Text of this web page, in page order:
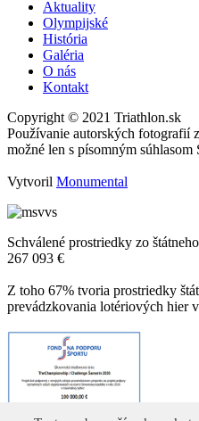
Aktuality
Olympijské
História
Galéria
O nás
Kontakt
Copyright © 2021 Triathlon.sk
Používanie autorských fotografií
možné len s písomným súhlasom
Vytvoril Monumental
Schválené prostriedky zo
267 093 €
Z toho 67% tvoria prostriedky
prevádzkovania lotériových hier